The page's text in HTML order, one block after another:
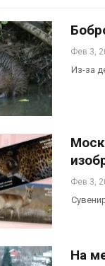
Фев 3,
Из-за
Фев 3,
На